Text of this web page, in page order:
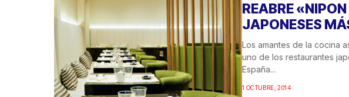
REABRE
JAPONESES
Los amantes de la cocina
uno de los restaurantes
España...
1 OCTUBRE, 2014